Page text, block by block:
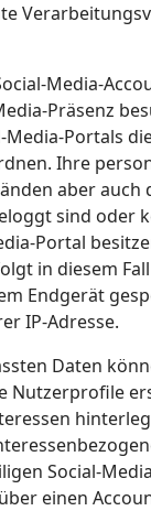
Media-
Präsenz
Media-Portals
Ihre
aber auch
sind oder
Portal
in diesem
Endgerät
IP-Adresse.
Daten
Nutzerprofile
Social-
einen